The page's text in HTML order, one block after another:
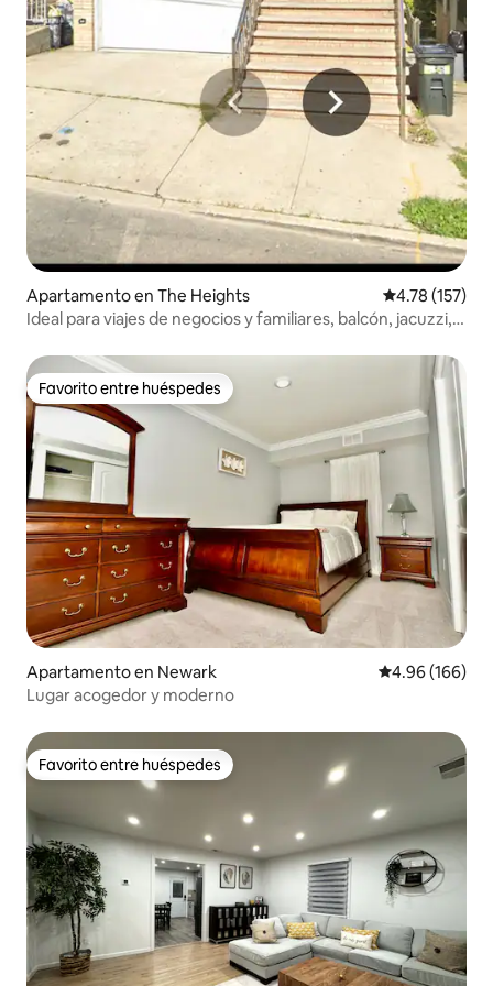
Apartamento en The Heights Calificación
4.78 (157)
Ideal para viajes de negocios y familiares, balcón, jacuzzi,
Favorito entre huéspedes
Favorito entre huéspedes
Apartamento en Newark Calificación
4.96 (166)
Lugar acogedor y moderno
Favorito entre huéspedes
Favorito entre huéspedes